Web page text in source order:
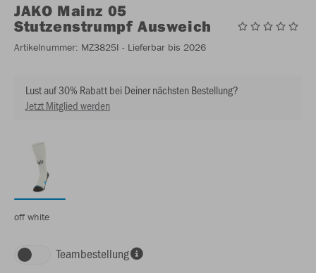
JAKO Mainz 05
Stutzenstrumpf Ausweich
Artikelnummer: MZ3825I - Lieferbar bis 2026
Lust auf 30% Rabatt bei Deiner nächsten Bestellung?
Jetzt Mitglied werden
off white
Teambestellung